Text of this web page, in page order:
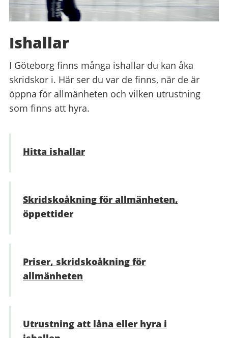
Ishallar
I Göteborg finns många ishallar du kan åka
skridskor i. Här ser du var de finns, när de är
öppna för allmänheten och vilken utrustning
som finns att hyra.
Hitta ishallar
Skridskoåkning för allmänheten,
öppettider
Priser, skridskoåkning för
allmänheten
Utrustning att låna eller hyra i